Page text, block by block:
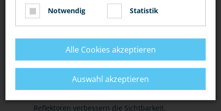
FUSSGÄNGER
Plane genügend Zeit für deinen Fußweg /
Schulweg ein.
Trage gut sichtbare (helle) Kleidung,
Reflektoren verbessern die Sichtbarkeit.
Notwendig Statistik
Alle Cookies akzeptieren
Auswahl akzeptieren